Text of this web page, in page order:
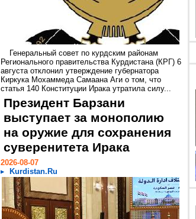
Генеральный совет по курдским районам
Регионального правительства Курдистана (КРГ) 6
августа отклонил утверждение губернатора
Киркука Мохаммеда Самаана Аги о том, что
статья 140 Конституции Ирака утратила силу...
Президент Барзани
выступает за монополию
на оружие для сохранения
суверенитета Ирака
2026-08-07
Kurdistan.Ru